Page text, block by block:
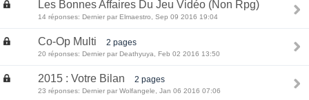
Les Bonnes Affaires Du Jeu Vidéo (Non Rpg)
14 réponses: Dernier par Elmaestro, Sep 09 2016 19:04
Co-Op Multi 2 pages
20 réponses: Dernier par Deathyuya, Feb 02 2016 13:50
2015 : Votre Bilan 2 pages
23 réponses: Dernier par Wolfangele, Jan 06 2016 07:06